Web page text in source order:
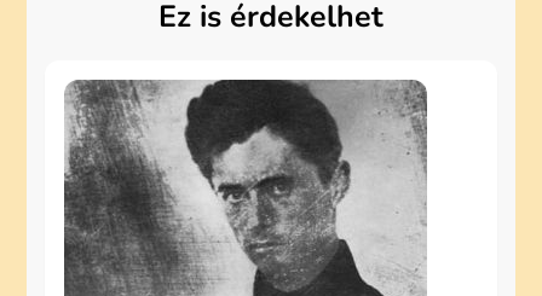
Ez is érdekelhet